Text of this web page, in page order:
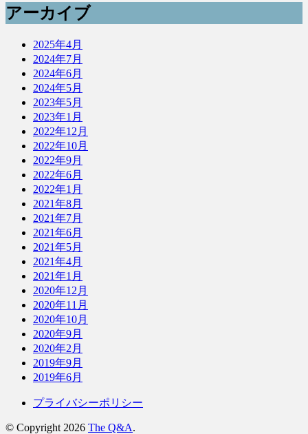
アーカイブ
2025年4月
2024年7月
2024年6月
2024年5月
2023年5月
2023年1月
2022年12月
2022年10月
2022年9月
2022年6月
2022年1月
2021年8月
2021年7月
2021年6月
2021年5月
2021年4月
2021年1月
2020年12月
2020年11月
2020年10月
2020年9月
2020年2月
2019年9月
2019年6月
プライバシーポリシー
© Copyright 2026 The Q&A.